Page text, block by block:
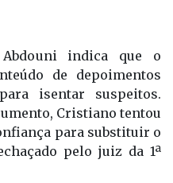
Abdouni indica que o
de depoimentos
isentar suspeitos.
Cristiano tentou
para substituir o
pelo juiz da 1ª